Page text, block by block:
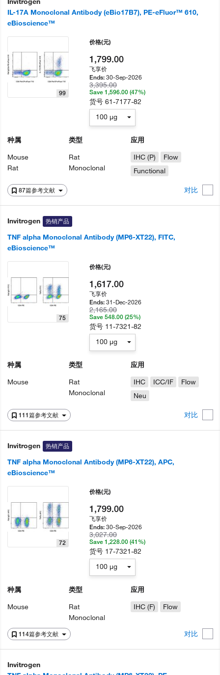
IL-17A Monoclonal Antibody (eBio17B7), PE-eFluor™ 610,
eBioscience™
87篇参考文献 对比
99
种属
Mouse
Rat
类型
Rat
Monoclonal
应用
IHC (P)
Flow
Functional
价格(元)
1,799.00
飞享价
Ends:30-Sep-2026
3,395.00
Save 1,596.00 (47%)
货号61-7177-82
100 µg
Invitrogen 热销产品
TNF alpha Monoclonal Antibody (MP6-XT22), FITC,
eBioscience™
111篇参考文献 对比
75
种属
Mouse
类型
Rat
Monoclonal
应用
IHC
ICC/IF
Flow
Neu
价格(元)
1,617.00
飞享价
Ends:31-Dec-2026
2,165.00
Save 548.00 (25%)
货号 11-7321-82
100 µg
Invitrogen 热销产品
TNF alpha Monoclonal Antibody (MP6-XT22), APC,
eBioscience™
114篇参考文献 对比
72
种属
Mouse
类型
Rat
Monoclonal
应用
IHC (F)
Flow
价格(元)
1,799.00
飞享价
Ends:30-Sep-2026
3,027.00
Save 1,228.00 (41%)
货号 17-7321-82
100 µg
Invitrogen